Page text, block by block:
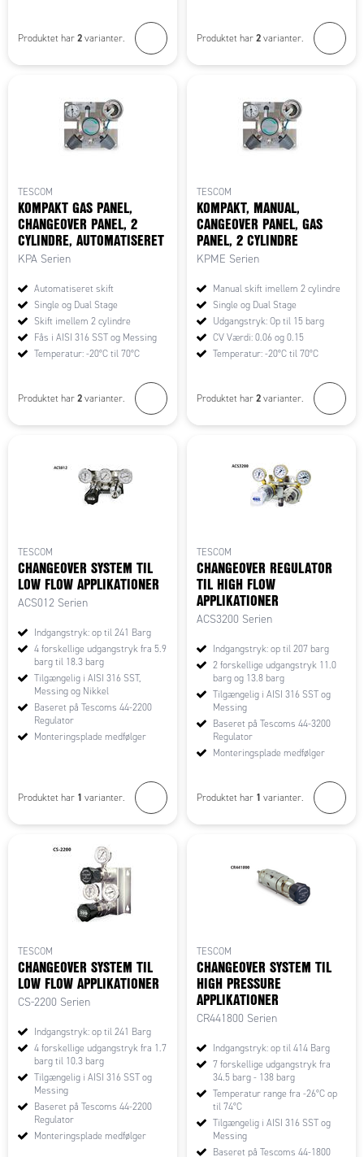
Produktet har 2 varianter. Produktet har 2 varianter.
TESCOM
KOMPAKT GAS PANEL,
CHANGEOVER PANEL, 2
CYLINDRE, AUTOMATISERET
KPA Serien
Automatiseret skift
Single og Dual Stage
Skift imellem 2 cylindre
Fås i AISI 316 SST og Messing
Temperatur: -20°C til 70°C
Produktet har 2 varianter.
TESCOM
KOMPAKT, MANUAL,
CANGEOVER PANEL, GAS
PANEL, 2 CYLINDRE
KPME Serien
Manual skift imellem 2 cylindre
Single og Dual Stage
Udgangstryk: Op til 15 barg
CV Værdi: 0.06 og 0.15
Temperatur: -20°C til 70°C
Produktet har 2 varianter.
TESCOM
CHANGEOVER SYSTEM TIL
LOW FLOW APPLIKATIONER
ACS012 Serien
Indgangstryk: op til 241 Barg
4 forskellige udgangstryk fra 5.9
barg til 18.3 barg
Tilgængelig i AISI 316 SST,
Messing og Nikkel
Baseret på Tescoms 44-2200
Regulator
Monteringsplade medfølger
Produktet har 1 varianter.
TESCOM
CHANGEOVER REGULATOR
TIL HIGH FLOW
APPLIKATIONER
ACS3200 Serien
Indgangstryk: op til 207 barg
2 forskellige udgangstryk 11.0
barg og 13.8 barg
Tilgængelig i AISI 316 SST og
Messing
Baseret på Tescoms 44-3200
Regulator
Monteringsplade medfølger
Produktet har 1 varianter.
TESCOM
CHANGEOVER SYSTEM TIL
LOW FLOW APPLIKATIONER
CS-2200 Serien
Indgangstryk: op til 241 Barg
4 forskellige udgangstryk fra 1.7
barg til 10.3 barg
Tilgængelig i AISI 316 SST og
Messing
Baseret på Tescoms 44-2200
Regulator
Monteringsplade medfølger
TESCOM
CHANGEOVER SYSTEM TIL
HIGH PRESSURE
APPLIKATIONER
CR441800 Serien
Indgangstryk: op til 414 Barg
7 forskellige udgangstryk fra
34.5 barg - 138 barg
Temperatur range fra -26°C op
til 74°C
Tilgængelig i AISI 316 SST og
Messing
Baseret på Tescoms 44-1800